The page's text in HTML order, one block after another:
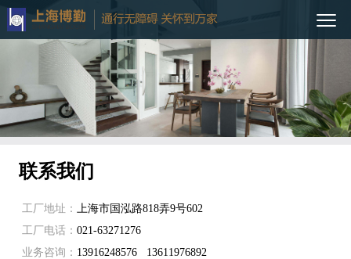
联系我们
工厂地址： 上海市国泓路818弄9号602
工厂电话： 021-63271276
业务咨询： 13916248576 13611976892